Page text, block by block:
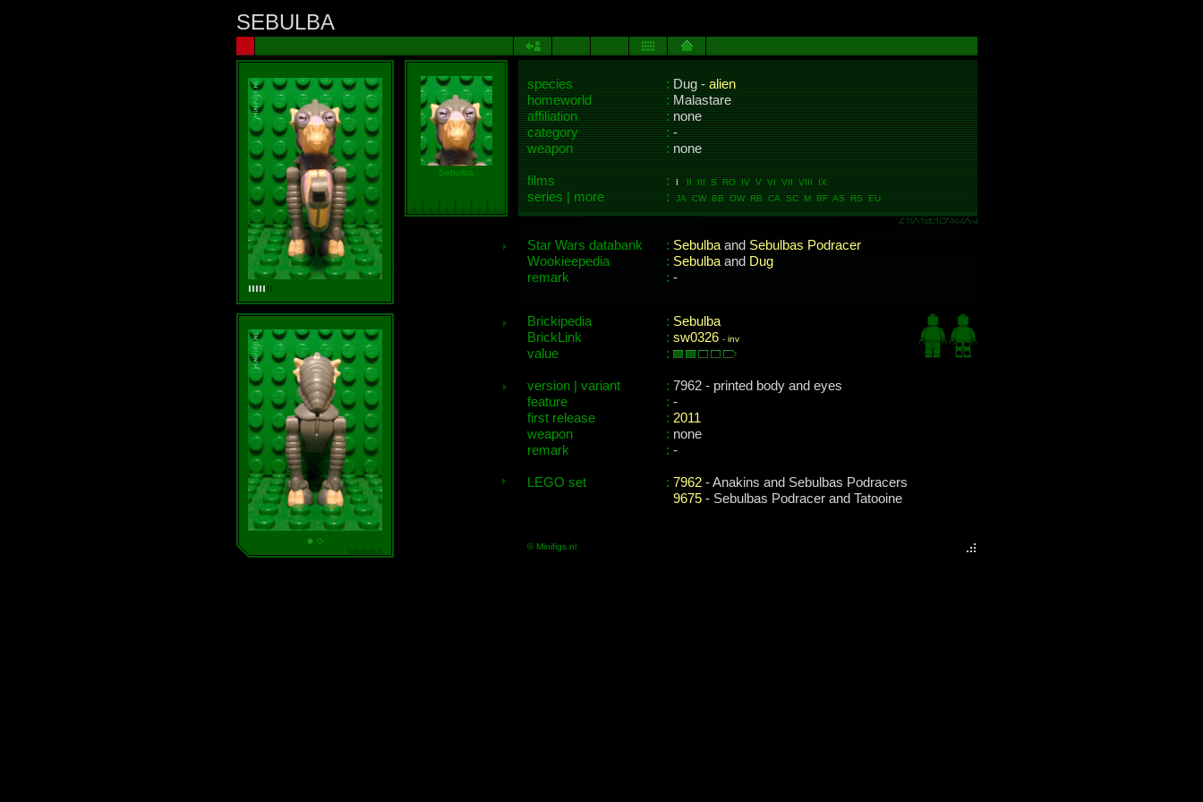
SEBULBA
Sebulba
species :Dug -alien
homeworld
:Malastare
affiliation
:none
category
:-
weapon
:none
films : III III S RO IV V VI VII VIII IX
series | more :JA CW BB OW RB CA SC M BF AS RS EU
Star Wars databank : Sebulba and Sebulbas Podracer
Wookieepedia
: Sebulba and Dug
remark
: -
Brickipedia : Sebulba
BrickLink
: sw0326 - inv
value :
version | variant : 7962 - printed body and eyes
feature
: -
first release
: 2011
weapon
: none
remark
: -
LEGO set : 7962 - Anakins and Sebulbas Podracers
9675 - Sebulbas Podracer and Tatooine
© Minifigs.nl